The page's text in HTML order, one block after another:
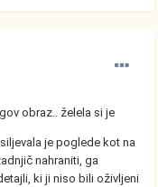
obraz.. želela si je
je poglede kot na
nahraniti, ga
ki ji niso bili oživljeni